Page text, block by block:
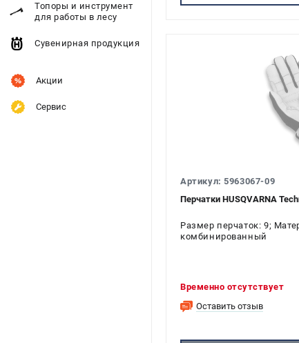
Топоры и инструмент
для работы в лесу
Сувенирная продукция
Акции
Сервис
Артикул: 5963067-09
Перчатки HUSQVARNA
Размер перчаток: 9;
комбинированный
Временно отсутствует
Оставить отзыв